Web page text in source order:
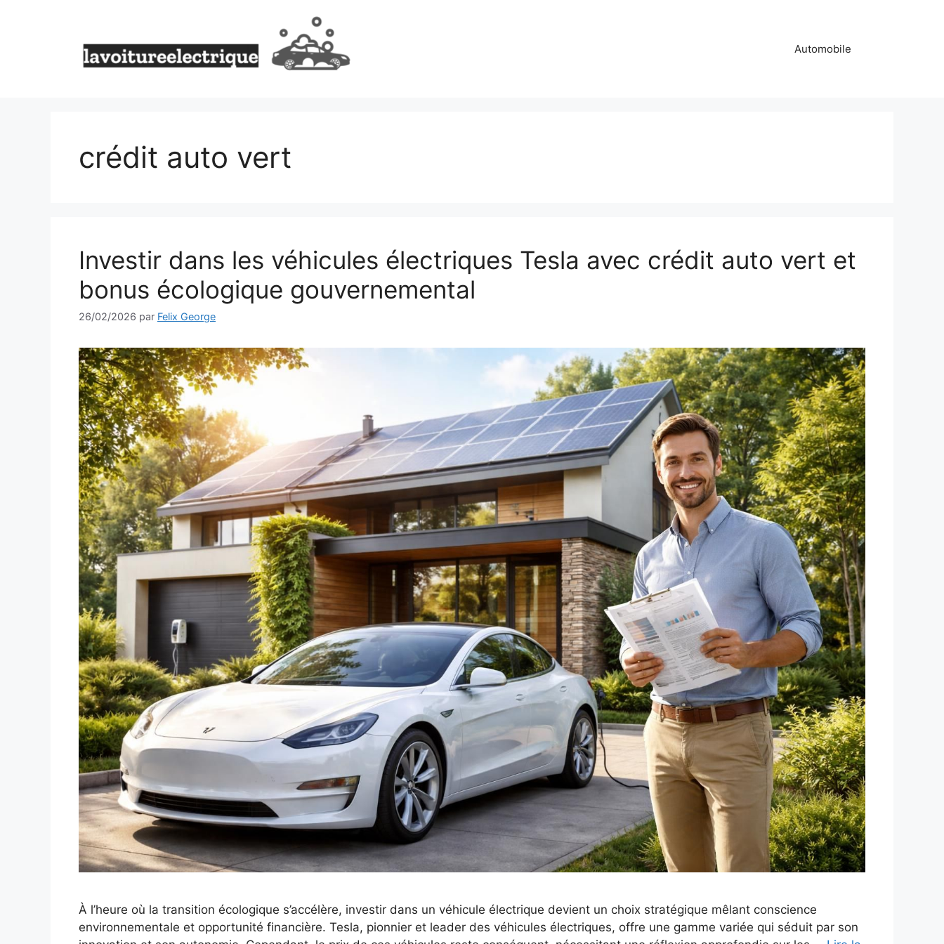
Automobile
crédit auto vert
Investir dans les véhicules électriques Tesla avec crédit auto vert et
bonus écologique gouvernemental
26/02/2026 par Felix George
À l’heure où la transition écologique s’accélère, investir dans un véhicule électrique devient un choix stratégique mêlant conscience
environnementale et opportunité financière. Tesla, pionnier et leader des véhicules électriques, offre une gamme variée qui séduit par son